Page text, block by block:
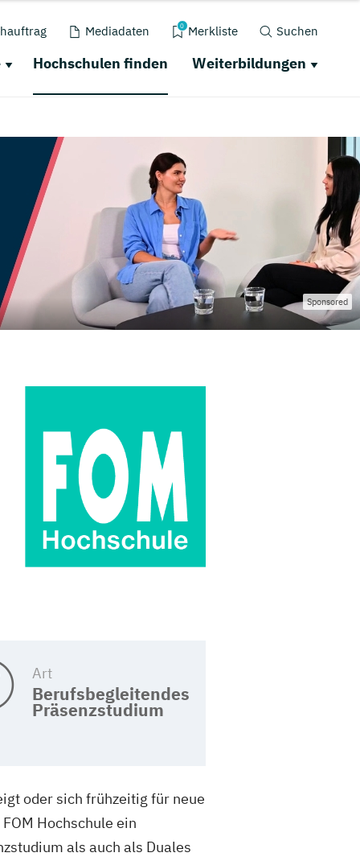
Mediadaten 0 Merkliste Suchen
Hochschulen finden Weiterbildungen
Sponsored
Art
Berufsbegleitendes
Präsenzstudium
oder sich frühzeitig für neue
Hochschule ein
als auch als Duales